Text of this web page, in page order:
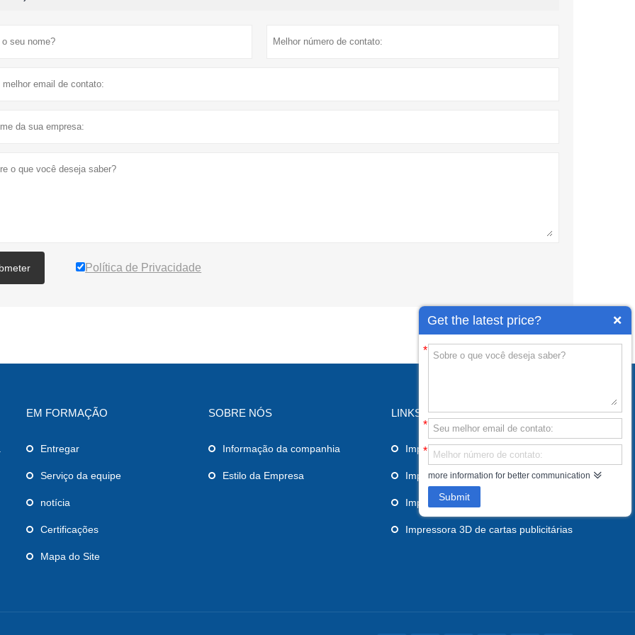
Get the latest price?
*
*
*
more information for better communication
Submit
Política de Privacidade
EM FORMAÇÃO
Entregar
Serviço da equipe
notícia
Certificações
Mapa do Site
SOBRE NÓS
Informação da companhia
Estilo da Empresa
LINKS
Impressora PLA 3D
Impressora 3D Industrial
Impressora 3D de grande formato
Impressora 3D de cartas publicitárias